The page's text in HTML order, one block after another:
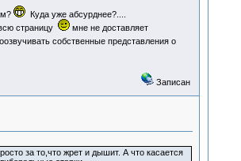
Куда уже абсурднее?....
страницу
мне не доставляет
собственные представления о
Записан
за то,что жрет и дышит. А что касается